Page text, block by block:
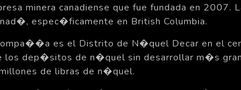
minera canadiense que fue fundada en
espec�ficamente en British Columbia.
es el Distrito de N�quel Decar en el
los dep�sitos de n�quel sin desarrollar m�s
de libras de n�quel.